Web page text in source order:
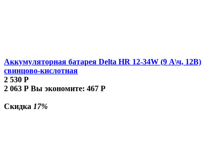
Аккумуляторная батарея Delta HR 12-34W (9 А\ч, 12В)
свинцово-кислотная
2 530 Р
2 063 Р Вы экономите: 467 Р
Скидка 17%